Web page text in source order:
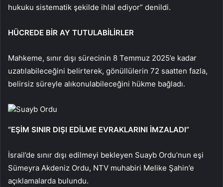
hukuku sistematik şekilde ihlal ediyor” denildi.
HÜCREDE BİR AY TUTULABİLİRLER
Mahkeme, sınır dışı sürecinin 8 Temmuz 2025’e kadar
uzatılabileceğini belirterek, gönüllülerin 72 saatten fazla,
belirsiz süreyle alıkonulabileceğini hükme bağladı.
Suayb Ordu
“EŞİM SINIR DIŞI EDİLME EVRAKLARINI İMZALADI”
İsrail’de sınır dışı edilmeyi bekleyen Suayb Ordu’nun eşi
Sümeyra Akdeniz Ordu, NTV muhabiri Melike Şahin’e
açıklamalarda bulundu.